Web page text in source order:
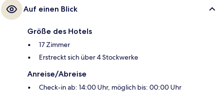
Auf einen Blick
Größe des Hotels
17 Zimmer
Erstreckt sich über 4 Stockwerke
Anreise/Abreise
Check-in ab: 14:00 Uhr, möglich bis: 00:00 Uhr